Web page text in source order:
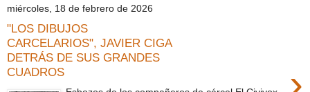
miércoles, 18 de febrero de 2026
"LOS DIBUJOS
CARCELARIOS", JAVIER CIGA
DETRÁS DE SUS GRANDES
CUADROS